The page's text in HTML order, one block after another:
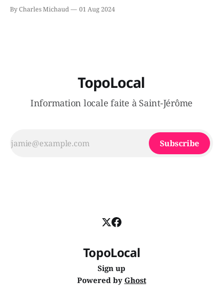
victimes aurait été écrasée sous un véhicule et aspergée
By Charles Michaud 01 Aug 2024
TopoLocal
Information locale faite à Saint-Jérôme
Subscribe
TopoLocal
Sign up
Powered by Ghost